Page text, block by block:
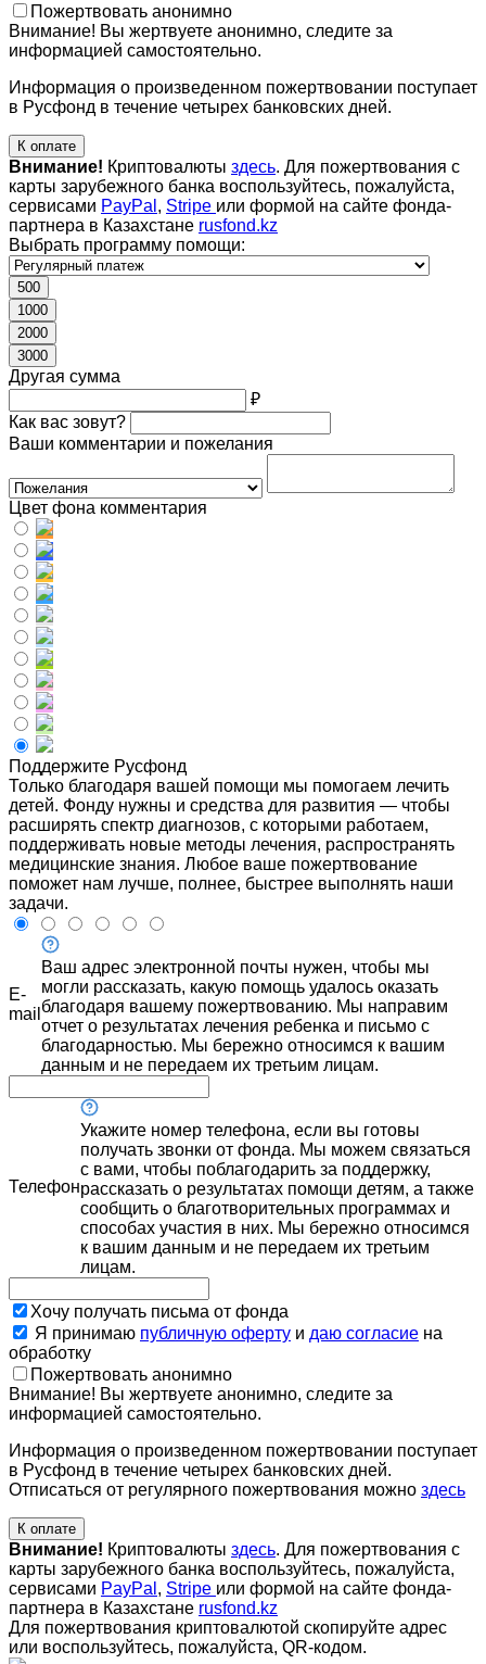
Пожертвовать анонимно
Внимание! Вы жертвуете анонимно, следите за
информацией самостоятельно.
Информация о произведенном пожертвовании поступает
в Русфонд в течение четырех банковских дней.
К оплате
Внимание! Криптовалюты здесь. Для пожертвования с
карты зарубежного банка воспользуйтесь, пожалуйста,
сервисами PayPal , Stripe или формой на сайте фонда-
партнера в Казахстане rusfond.kz
Выбрать программу помощи:
500
1000
2000
3000
Другая сумма
₽
Как вас зовут?
Ваши комментарии и пожелания
Цвет фона комментария
Поддержите Русфонд
Только благодаря вашей помощи мы помогаем лечить
детей. Фонду нужны и средства для развития — чтобы
расширять спектр диагнозов, с которыми работаем,
поддерживать новые методы лечения, распространять
медицинские знания. Любое ваше пожертвование
поможет нам лучше, полнее, быстрее выполнять наши
задачи.
E-
mail
Ваш адрес электронной почты нужен, чтобы мы
могли рассказать, какую помощь удалось оказать
благодаря вашему пожертвованию. Мы направим
отчет о результатах лечения ребенка и письмо с
благодарностью. Мы бережно относимся к вашим
данным и не передаем их третьим лицам.
Телефон
Укажите номер телефона, если вы готовы
получать звонки от фонда. Мы можем связаться
с вами, чтобы поблагодарить за поддержку,
рассказать о результатах помощи детям, а также
сообщить о благотворительных программах и
способах участия в них. Мы бережно относимся
к вашим данным и не передаем их третьим
лицам.
Хочу получать письма от фонда
Я принимаю публичную оферту и даю согласие на
обработку
Пожертвовать анонимно
Внимание! Вы жертвуете анонимно, следите за
информацией самостоятельно.
Информация о произведенном пожертвовании поступает
в Русфонд в течение четырех банковских дней.
Отписаться от регулярного пожертвования можно здесь
К оплате
Внимание! Криптовалюты здесь. Для пожертвования с
карты зарубежного банка воспользуйтесь, пожалуйста,
сервисами PayPal , Stripe или формой на сайте фонда-
партнера в Казахстане rusfond.kz
Для пожертвования криптовалютой скопируйте адрес
или воспользуйтесь, пожалуйста, QR-кодом.